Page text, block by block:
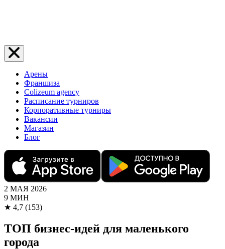
Арены
Франшиза
Colizeum agency
Расписание турниров
Корпоративные турниры
Вакансии
Магазин
Блог
2 МАЯ 2026
9 МИН
★ 4,7 (153)
ТОП бизнес-идей для маленького
города